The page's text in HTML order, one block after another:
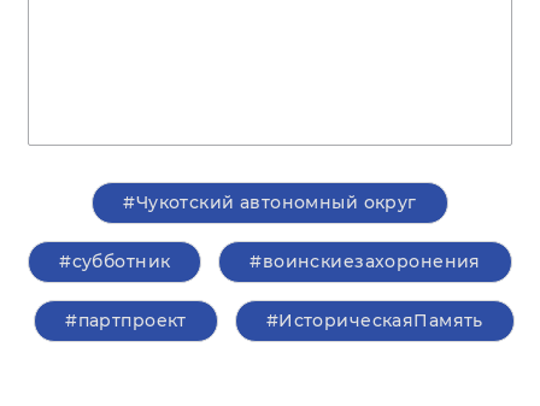
#Чукотский автономный округ
#субботник #воинскиезахоронения
#партпроект #ИсторическаяПамять